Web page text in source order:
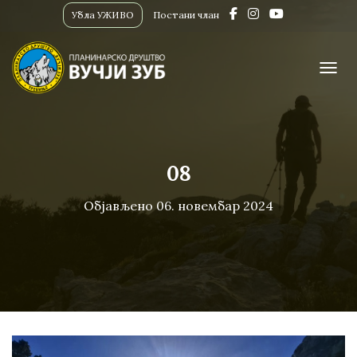
Убла УЖИВО Постани члан
08
Објављено 06. новембар 2024